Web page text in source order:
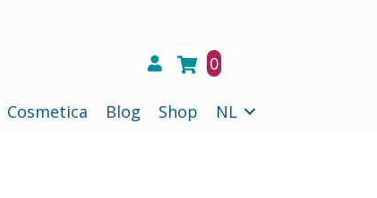
0
Cosmetica Blog Shop NL